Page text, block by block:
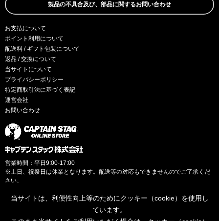
製品の不具合及び、部品に関するお問い合わせ
お支払について
ポイント利用について
配送料 / ギフト包装について
返品 / 交換について
当サイトについて
プライバシーポリシー
特定商取引法に基づく表記
運営会社
お問い合わせ
営業時間：平日9:00-17:00
※土日、祝祭日は休業となります。配送等の対応もできませんのでご了承くだ
さい。
当サイトは、利便性向上等のためにクッキー（cookie）を使用し
ています。